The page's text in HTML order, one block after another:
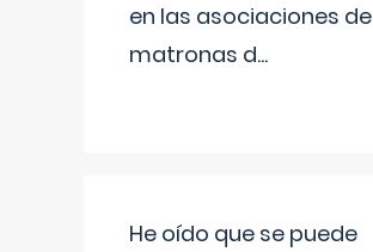
en las asociaciones de
matronas d...
He oído que se puede